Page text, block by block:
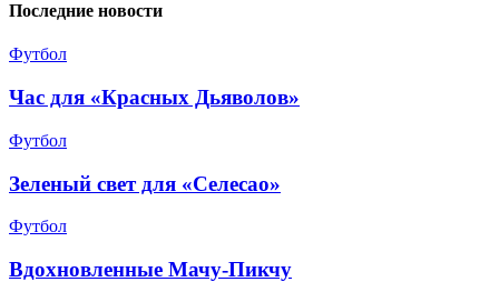
Последние новости
Футбол
Час для «Красных Дьяволов»
Футбол
Зеленый свет для «Селесао»
Футбол
Вдохновленные Мачу-Пикчу